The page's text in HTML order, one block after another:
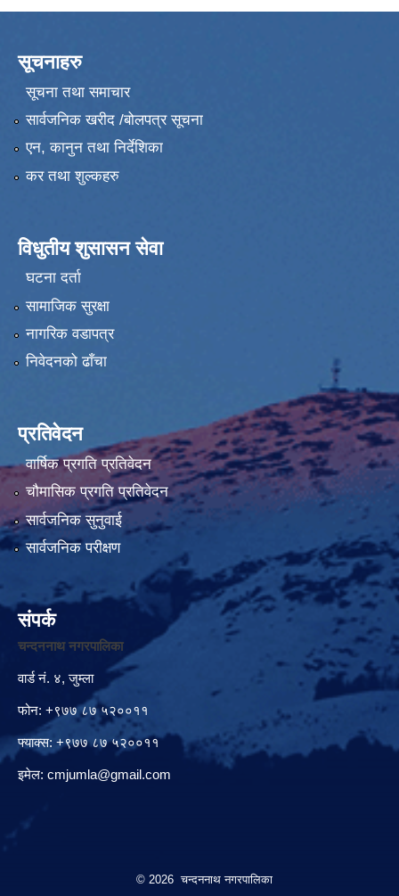
सूचनाहरु
सूचना तथा समाचार
सार्वजनिक खरीद /बोलपत्र सूचना
एन, कानुन तथा निर्देशिका
कर तथा शुल्कहरु
विधुतीय शुसासन सेवा
घटना दर्ता
सामाजिक सुरक्षा
नागरिक वडापत्र
निवेदनको ढाँचा
प्रतिवेदन
वार्षिक प्रगति प्रतिवेदन
चौमासिक प्रगति प्रतिवेदन
सार्वजनिक सुनुवाई
सार्वजनिक परीक्षण
संपर्क
चन्दननाथ नगरपालिका
वार्ड नं. ४, जुम्ला
फोन: +९७७ ८७ ५२००११
फ्याक्स: +९७७ ८७ ५२००११
इमेल: cmjumla@gmail.com
© 2026 चन्दननाथ नगरपालिका